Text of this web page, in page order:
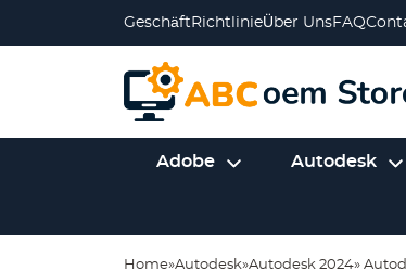
Geschäft RichtlinieÜber UnsFAQ
Adobe Autodesk
Home»Autodesk»Autodesk 2024»